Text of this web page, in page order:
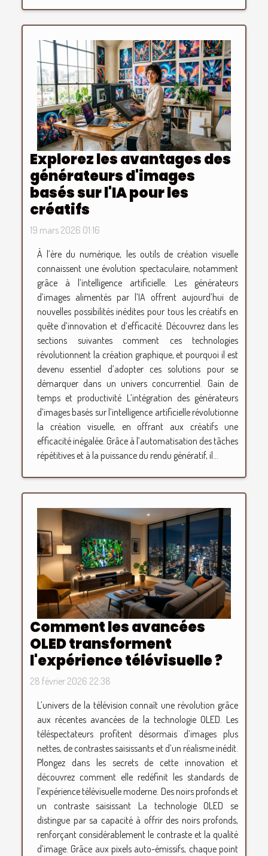
Explorez les avantages des
générateurs d'images
basés sur l'IA pour les
créatifs
19 mars 2026 01:16
À l’ère du numérique, les outils de création visuelle
connaissent une évolution spectaculaire, notamment
grâce à l’intelligence artificielle. Les générateurs
d’images alimentés par l’IA offrent aujourd’hui de
nouvelles possibilités inédites pour tous les créatifs en
quête d’innovation et d’efficacité. Découvrez dans les
sections suivantes comment ces technologies
révolutionnent la création graphique, et pourquoi il est
devenu essentiel d’adopter ces solutions pour se
démarquer dans un univers concurrentiel. Gain de
temps et productivité L’intégration des générateurs
d’images basés sur l’intelligence artificielle révolutionne
la création visuelle, en offrant aux créatifs une
efficacité inégalée. Grâce à l’automatisation des tâches
répétitives et à la puissance du rendu génératif, il...
Comment les avancées
OLED transforment
l'expérience télévisuelle ?
28 février 2026 22:38
L’univers de la télévision connaît une révolution grâce
aux récentes avancées de la technologie OLED. Les
téléspectateurs profitent désormais d’images plus
nettes, de contrastes saisissants et d’un réalisme inédit.
Plongez dans les secrets de cette innovation et
découvrez comment elle redéfinit les standards de
l’expérience télévisuelle moderne. Des noirs profonds et
un contraste saisissant La technologie OLED se
distingue par sa capacité à offrir des noirs profonds,
renforçant considérablement le contraste et la qualité
d’image. Grâce aux pixels auto-émissifs, chaque point